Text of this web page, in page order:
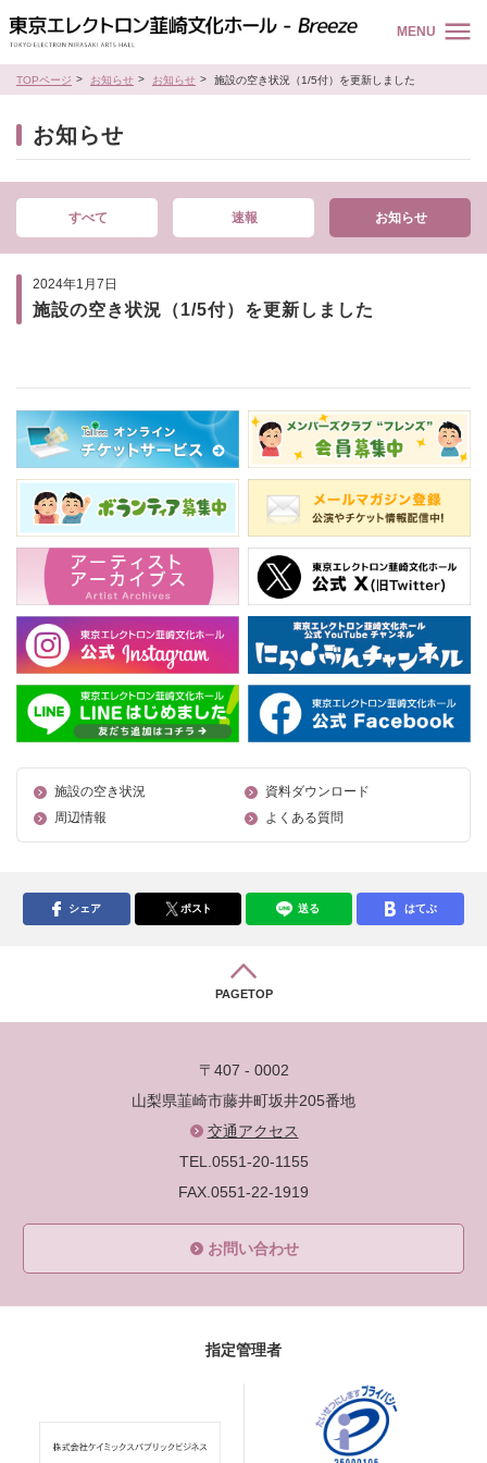
MENU
TOPページ お知らせ お知らせ 施設の空き状況（1/5付）を更新しました
お知らせ
すべて 速報 お知らせ
2024年1月7日
施設の空き状況（1/5付）を更新しました
施設の空き状況
資料ダウンロード
周辺情報
よくある質問
シェア ポスト 送る はてぶ
PAGETOP
〒407 - 0002
山梨県韮崎市藤井町坂井205番地
交通アクセス
TEL.0551-20-1155
FAX.0551-22-1919
お問い合わせ
指定管理者